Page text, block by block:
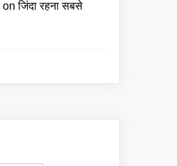
onजिंदा रहना सबसे